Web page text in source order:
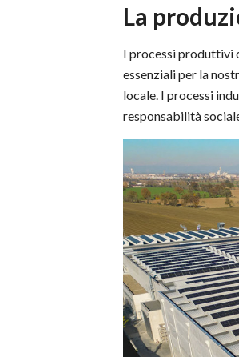
La
I processi produttivi
essenziali per la
locale. I processi
responsabilità